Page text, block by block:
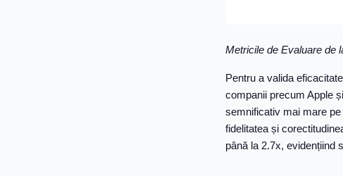
Metricile de Evaluare de
Pentru a valida
companii precum Apple
semnificativ mai mare
fidelitatea și
până la 2.7x, evidențiind